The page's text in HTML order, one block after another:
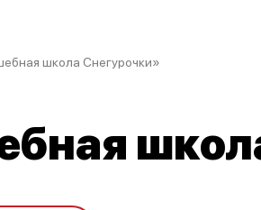
школа Снегурочки»